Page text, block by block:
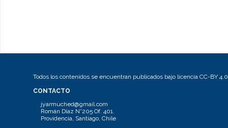
Todos los contenidos se encuentran publicados bajo licencia CC-BY 4.0
CONTACTO
jyarmuched@gmail.com
Román Díaz N°205 Of. 401.
Providencia, Santiago, Chile